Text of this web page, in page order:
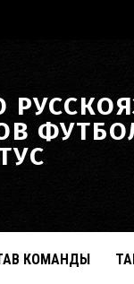
КОМАНДЫ